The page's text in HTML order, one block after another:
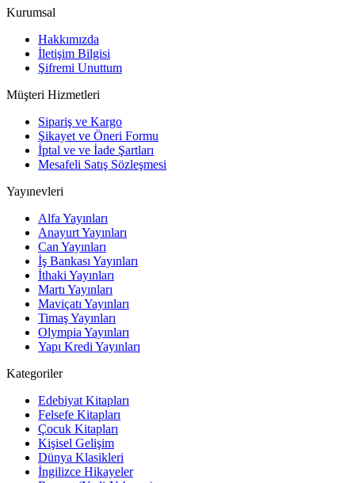
Kurumsal
Hakkımızda
İletişim Bilgisi
Şifremi Unuttum
Müşteri Hizmetleri
Sipariş ve Kargo
Şikayet ve Öneri Formu
İptal ve ve İade Şartları
Mesafeli Satış Sözleşmesi
Yayınevleri
Alfa Yayınları
Anayurt Yayınları
Can Yayınları
İş Bankası Yayınları
İthaki Yayınları
Martı Yayınları
Maviçatı Yayınları
Timaş Yayınları
Olympia Yayınları
Yapı Kredi Yayınları
Kategoriler
Edebiyat Kitapları
Felsefe Kitapları
Çocuk Kitapları
Kişisel Gelişim
Dünya Klasikleri
İngilizce Hikayeler